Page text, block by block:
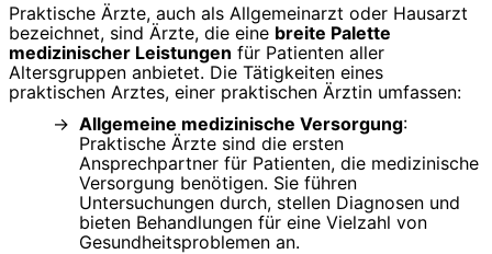
Praktische Ärzte, auch als Allgemeinarzt oder Hausarzt
bezeichnet, sind Ärzte, die eine breite Palette
medizinischer Leistungen für Patienten aller
Altersgruppen anbietet. Die Tätigkeiten eines
praktischen Arztes, einer praktischen Ärztin umfassen:
Allgemeine medizinische Versorgung:
Praktische Ärzte sind die ersten
Ansprechpartner für Patienten, die medizinische
Versorgung benötigen. Sie führen
Untersuchungen durch, stellen Diagnosen und
bieten Behandlungen für eine Vielzahl von
Gesundheitsproblemen an.